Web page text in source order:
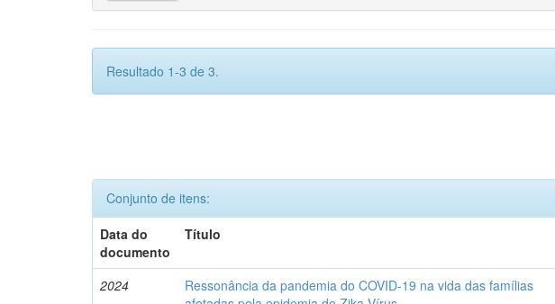
Resultado 1-3 de 3.
Conjunto de itens:
Data do
documento
Título
2024
Ressonância da pandemia do COVID-19 na vida das famílias